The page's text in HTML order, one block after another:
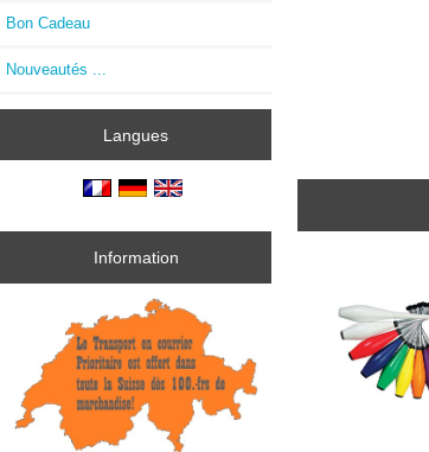
Bon Cadeau
Nouveautés ...
Langues
Information